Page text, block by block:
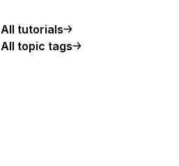
All tutorials
All topic tags